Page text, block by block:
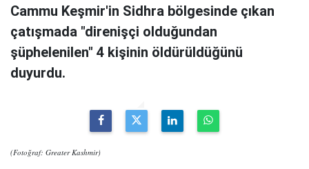
Cammu Keşmir'in Sidhra bölgesinde çıkan
çatışmada "direnişçi olduğundan
şüphelenilen" 4 kişinin öldürüldüğünü
duyurdu.
(Fotoğraf: Greater Kashmir)